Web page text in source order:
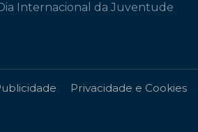
Internacional da Juventude
Privacidade e Cookies